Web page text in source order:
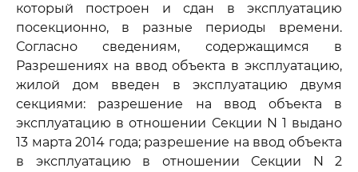
который построен и сдан в эксплуатацию
посекционно, в разные периоды времени.
Согласно сведениям, содержащимся в
Разрешениях на ввод объекта в эксплуатацию,
жилой дом введен в эксплуатацию двумя
секциями: разрешение на ввод объекта в
эксплуатацию в отношении Секции N 1 выдано
13 марта 2014 года; разрешение на ввод объекта
в эксплуатацию в отношении Секции N 2